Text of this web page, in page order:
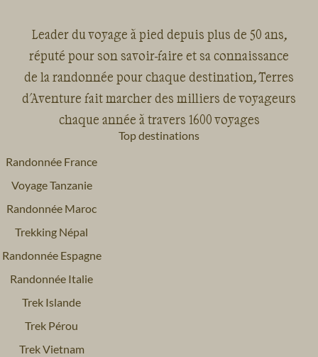
Leader du voyage à pied depuis plus de 50 ans,
réputé pour son savoir-faire et sa connaissance
de la randonnée pour chaque destination, Terres
d'Aventure fait marcher des milliers de voyageurs
chaque année à travers 1600 voyages
Top destinations
Randonnée France
Voyage Tanzanie
Randonnée Maroc
Trekking Népal
Randonnée Espagne
Randonnée Italie
Trek Islande
Trek Pérou
Trek Vietnam